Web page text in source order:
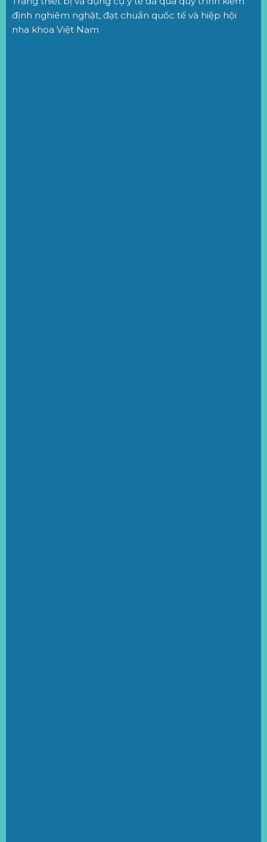
định nghiêm nghặt, đạt chuẩn quốc tế và hiệp hội
nha khoa Việt Nam